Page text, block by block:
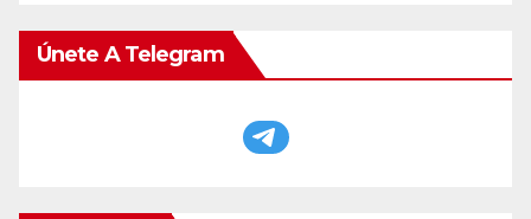
Únete A Telegram